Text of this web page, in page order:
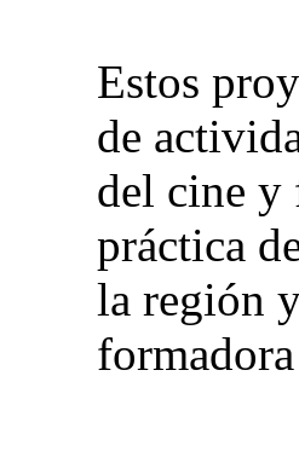
Estos
de
del cine y
práctica
la región